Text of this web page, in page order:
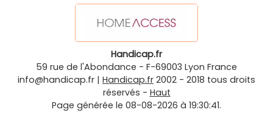
Handicap.fr
59 rue de l'Abondance - F-69003 Lyon France
info@handicap.fr | Handicap.fr 2002 - 2018 tous droits
réservés - Haut
Page générée le 08-08-2026 à 19:30:41.